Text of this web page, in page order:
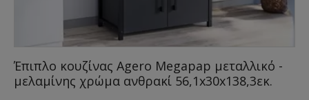
Έπιπλο κουζίνας Agero Megapap μεταλλικό -
μελαμίνης χρώμα ανθρακί 56,1x30x138,3εκ.